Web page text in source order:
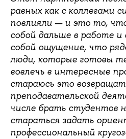
равных как с коллегами
повлияли — и это то,
собой дальше в работе и
собой ощущение, что
люди, которые готовы
вовлечь в интересные
стараюсь это
преподавательской
числе брать студентов
стараться задать
профессиональный